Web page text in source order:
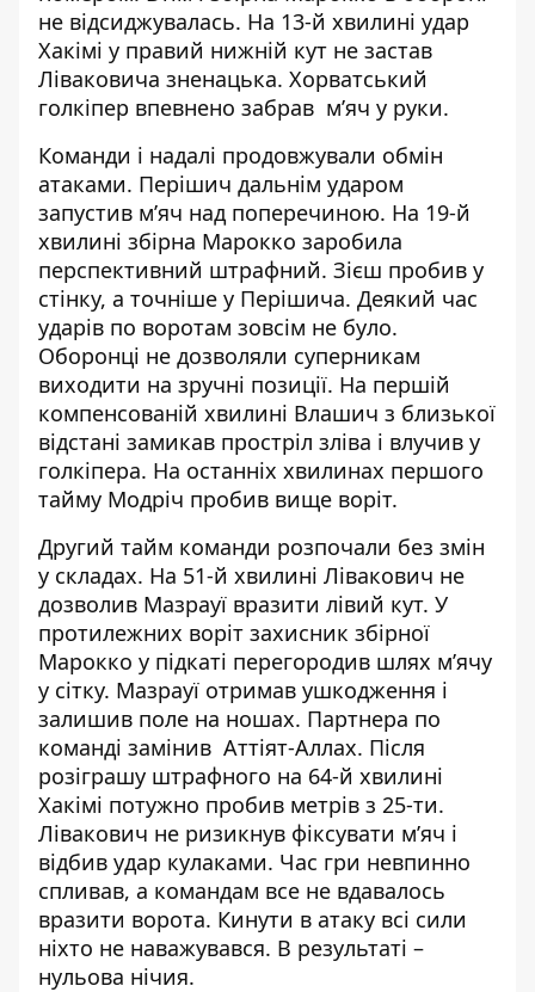
не відсиджувалась. На 13-й хвилині удар
Хакімі у правий нижній кут не застав
Ліваковича зненацька. Хорватський
голкіпер впевнено забрав м’яч у руки.
Команди і надалі продовжували обмін
атаками. Перішич дальнім ударом
запустив м’яч над поперечиною. На 19-й
хвилині збірна Марокко заробила
перспективний штрафний. Зієш пробив у
стінку, а точніше у Перішича. Деякий час
ударів по воротам зовсім не було.
Оборонці не дозволяли суперникам
виходити на зручні позиції. На першій
компенсованій хвилині Влашич з близької
відстані замикав простріл зліва і влучив у
голкіпера. На останніх хвилинах першого
тайму Модріч пробив вище воріт.
Другий тайм команди розпочали без змін
у складах. На 51-й хвилині Лівакович не
дозволив Мазрауї вразити лівий кут. У
протилежних воріт захисник збірної
Марокко у підкаті перегородив шлях м’ячу
у сітку. Мазрауї отримав ушкодження і
залишив поле на ношах. Партнера по
команді замінив Аттіят-Аллах. Після
розіграшу штрафного на 64-й хвилині
Хакімі потужно пробив метрів з 25-ти.
Лівакович не ризикнув фіксувати м’яч і
відбив удар кулаками. Час гри невпинно
спливав, а командам все не вдавалось
вразити ворота. Кинути в атаку всі сили
ніхто не наважувався. В результаті –
нульова нічия.